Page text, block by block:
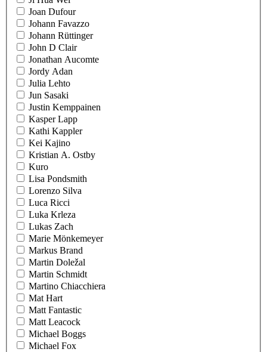
Joan Dufour
Johann Favazzo
Johann Rüttinger
John D Clair
Jonathan Aucomte
Jordy Adan
Julia Lehto
Jun Sasaki
Justin Kemppainen
Kasper Lapp
Kathi Kappler
Kei Kajino
Kristian A. Ostby
Kuro
Lisa Pondsmith
Lorenzo Silva
Luca Ricci
Luka Krleza
Lukas Zach
Marie Mönkemeyer
Markus Brand
Martin Doležal
Martin Schmidt
Martino Chiacchiera
Mat Hart
Matt Fantastic
Matt Leacock
Michael Boggs
Michael Fox